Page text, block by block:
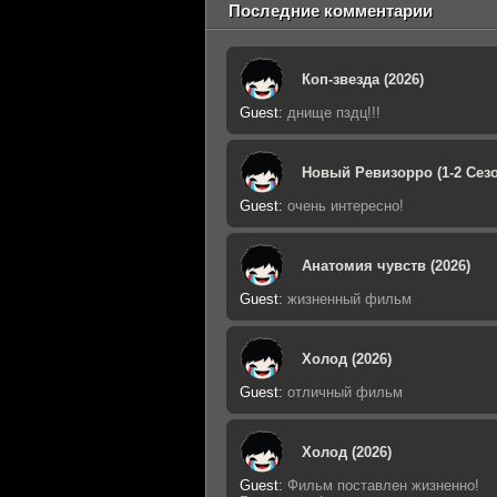
Последние комментарии
Коп-звезда (2026)
Guest: днище пздц!!!
Новый Ревизорро (1-2
Guest: очень интересно!
Анатомия чувств (2026)
Guest: жизненный фильм
Холод (2026)
Guest: отличный фильм
Холод (2026)
Guest: Фильм поставлен жизненно!